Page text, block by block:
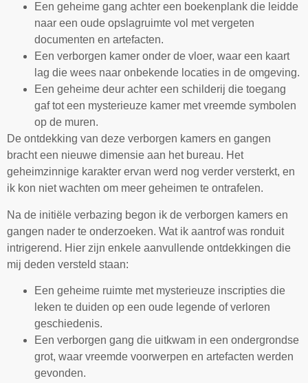
Een geheime gang achter een boekenplank die leidde
naar een oude opslagruimte vol met vergeten
documenten en artefacten.
Een verborgen kamer onder de vloer, waar een kaart
lag die wees naar onbekende locaties in de omgeving.
Een geheime deur achter een schilderij die toegang
gaf tot een mysterieuze kamer met vreemde symbolen
op de muren.
De ontdekking van deze verborgen kamers en gangen
bracht een nieuwe dimensie aan het bureau. Het
geheimzinnige karakter ervan werd nog verder versterkt, en
ik kon niet wachten om meer geheimen te ontrafelen.
Na de initiële verbazing begon ik de verborgen kamers en
gangen nader te onderzoeken. Wat ik aantrof was ronduit
intrigerend. Hier zijn enkele aanvullende ontdekkingen die
mij deden versteld staan:
Een geheime ruimte met mysterieuze inscripties die
leken te duiden op een oude legende of verloren
geschiedenis.
Een verborgen gang die uitkwam in een ondergrondse
grot, waar vreemde voorwerpen en artefacten werden
gevonden.